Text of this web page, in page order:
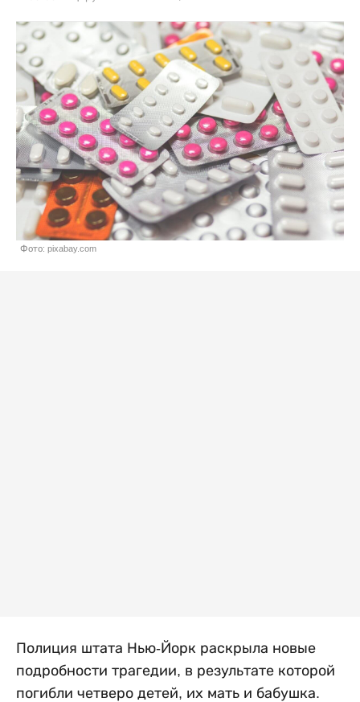
Фото: pixabay.com
Полиция штата Нью-Йорк раскрыла новые
подробности трагедии, в результате которой
погибли четверо детей, их мать и бабушка.